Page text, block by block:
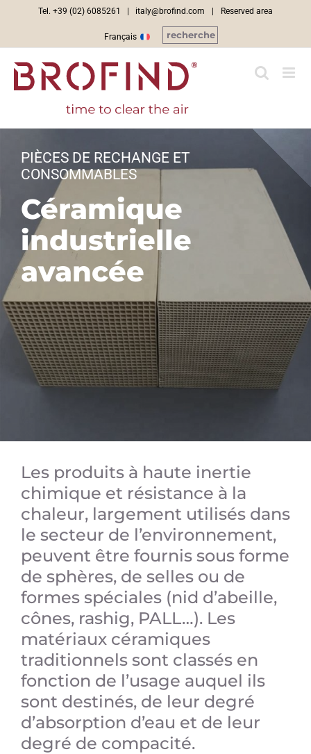
Tel. +39 (02) 6085261 | italy@brofind.com Reserved area
Français recherche
PIÈCES DE RECHANGE ET
CONSOMMABLES
Céramique
industrielle
avancée
Les produits à haute inertie
chimique et résistance à la
chaleur, largement utilisés dans
le secteur de l’environnement,
peuvent être fournis sous forme
de sphères, de selles ou de
formes spéciales (nid d’abeille,
cônes, rashig, PALL…). Les
matériaux céramiques
traditionnels sont classés en
fonction de l’usage auquel ils
sont destinés, de leur degré
d’absorption d’eau et de leur
degré de compacité.